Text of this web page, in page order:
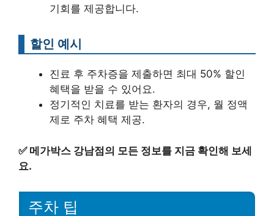
기회를 제공합니다.
할인 예시
진료 후 주차증을 제출하면 최대 50% 할인
혜택을 받을 수 있어요.
정기적인 치료를 받는 환자의 경우, 월 정액
제로 주차 혜택 제공.
✅ 메가박스 강남점의 모든 정보를 지금 확인해 보세
요.
주차 팁